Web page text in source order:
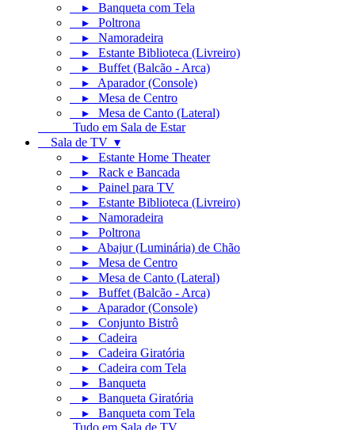
▸ Banqueta com Tela
▸ Poltrona
▸ Namoradeira
▸ Estante Biblioteca (Livreiro)
▸ Buffet (Balcão - Arca)
▸ Aparador (Console)
▸ Mesa de Centro
▸ Mesa de Canto (Lateral)
Tudo em Sala de Estar
Sala de TV ▾
▸ Estante Home Theater
▸ Rack e Bancada
▸ Painel para TV
▸ Estante Biblioteca (Livreiro)
▸ Namoradeira
▸ Poltrona
▸ Abajur (Luminária) de Chão
▸ Mesa de Centro
▸ Mesa de Canto (Lateral)
▸ Buffet (Balcão - Arca)
▸ Aparador (Console)
▸ Conjunto Bistrô
▸ Cadeira
▸ Cadeira Giratória
▸ Cadeira com Tela
▸ Banqueta
▸ Banqueta Giratória
▸ Banqueta com Tela
Tudo em Sala de TV